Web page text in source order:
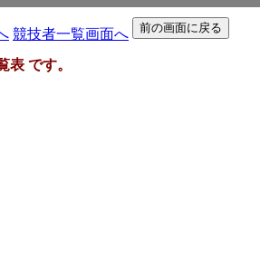
競技者一覧画面へ
表 です。